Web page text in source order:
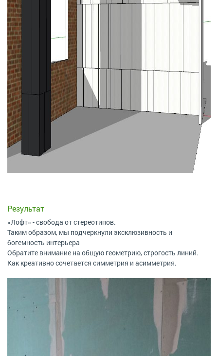
Результат
«Лофт» - свобода от стереотипов.
Таким образом, мы подчеркнули эксклюзивность и
богемность интерьера
Обратите внимание на общую геометрию, строгость линий.
Как креативно сочетается симметрия и асимметрия.